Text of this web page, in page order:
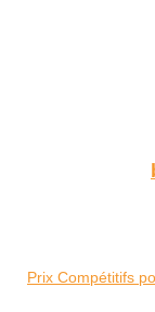
Prix Compétitifs